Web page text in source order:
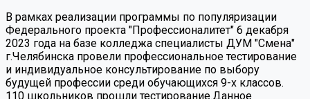
В рамках реализации программы по популяризации
Федерального проекта "Профессионалитет" 6 декабря
2023 года на базе колледжа специалисты ДУМ "Смена"
г.Челябинска провели профессиональное тестирование
и индивидуальное консультирование по выбору
будущей профессии среди обучающихся 9-х классов.
110 школьников прошли тестирование.Данное